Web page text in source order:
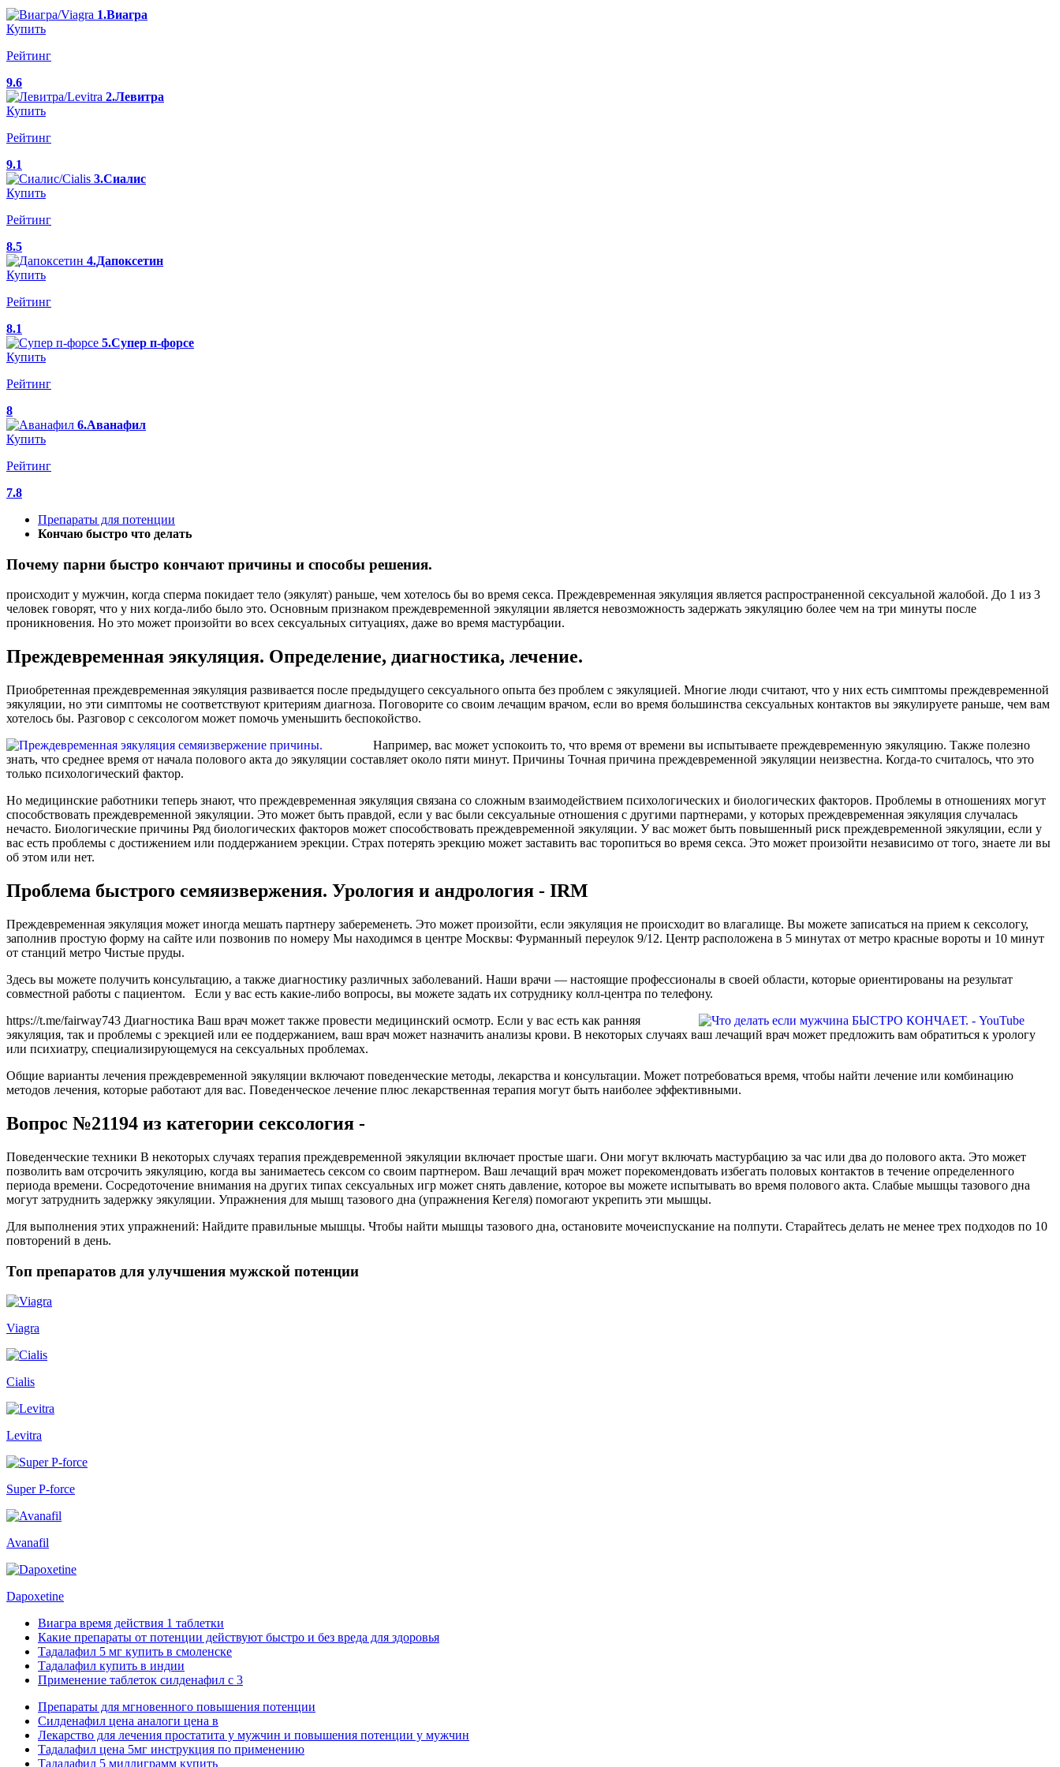
1.Виагра
Купить
Рейтинг
9.6
2.Левитра
Купить
Рейтинг
9.1
3.Сиалис
Купить
Рейтинг
8.5
4.Дапоксетин
Купить
Рейтинг
8.1
5.Супер п-форсе
Купить
Рейтинг
8
6.Аванафил
Купить
Рейтинг
7.8
Препараты для потенции
Кончаю быстро что делать
Почему парни быстро кончают причины и способы решения.
происходит у мужчин, когда сперма покидает тело (эякулят) раньше, чем хотелось бы во время секса. Преждевременная эякуляция является распространенной сексуальной жалобой. До 1 из 3
человек говорят, что у них когда-либо было это. Основным признаком преждевременной эякуляции является невозможность задержать эякуляцию более чем на три минуты после
проникновения. Но это может произойти во всех сексуальных ситуациях, даже во время мастурбации.
Преждевременная эякуляция. Определение, диагностика, лечение.
Приобретенная преждевременная эякуляция развивается после предыдущего сексуального опыта без проблем с эякуляцией. Многие люди считают, что у них есть симптомы преждевременной
эякуляции, но эти симптомы не соответствуют критериям диагноза. Поговорите со своим лечащим врачом, если во время большинства сексуальных контактов вы эякулируете раньше, чем вам
хотелось бы. Разговор с сексологом может помочь уменьшить беспокойство.
Например, вас может успокоить то, что время от времени вы испытываете преждевременную эякуляцию. Также полезно
знать, что среднее время от начала полового акта до эякуляции составляет около пяти минут. Причины Точная причина преждевременной эякуляции неизвестна. Когда-то считалось, что это
только психологический фактор.
Но медицинские работники теперь знают, что преждевременная эякуляция связана со сложным взаимодействием психологических и биологических факторов. Проблемы в отношениях могут
способствовать преждевременной эякуляции. Это может быть правдой, если у вас были сексуальные отношения с другими партнерами, у которых преждевременная эякуляция случалась
нечасто. Биологические причины Ряд биологических факторов может способствовать преждевременной эякуляции. У вас может быть повышенный риск преждевременной эякуляции, если у
вас есть проблемы с достижением или поддержанием эрекции. Страх потерять эрекцию может заставить вас торопиться во время секса. Это может произойти независимо от того, знаете ли вы
об этом или нет.
Проблема быстрого семяизвержения. Урология и андрология - IRM
Преждевременная эякуляция может иногда мешать партнеру забеременеть. Это может произойти, если эякуляция не происходит во влагалище. Вы можете записаться на прием к сексологу,
заполнив простую форму на сайте или позвонив по номеру Мы находимся в центре Москвы: Фурманный переулок 9/12. Центр расположена в 5 минутах от метро красные вороты и 10 минут
от станций метро Чистые пруды.
Здесь вы можете получить консультацию, а также диагностику различных заболеваний. Наши врачи — настоящие профессионалы в своей области, которые ориентированы на результат
совместной работы с пациентом. Если у вас есть какие-либо вопросы, вы можете задать их сотруднику колл-центра по телефону.
https://t.me/fairway743 Диагностика Ваш врач может также провести медицинский осмотр. Если у вас есть как ранняя
эякуляция, так и проблемы с эрекцией или ее поддержанием, ваш врач может назначить анализы крови. В некоторых случаях ваш лечащий врач может предложить вам обратиться к урологу
или психиатру, специализирующемуся на сексуальных проблемах.
Общие варианты лечения преждевременной эякуляции включают поведенческие методы, лекарства и консультации. Может потребоваться время, чтобы найти лечение или комбинацию
методов лечения, которые работают для вас. Поведенческое лечение плюс лекарственная терапия могут быть наиболее эффективными.
Вопрос №21194 из категории сексология -
Поведенческие техники В некоторых случаях терапия преждевременной эякуляции включает простые шаги. Они могут включать мастурбацию за час или два до полового акта. Это может
позволить вам отсрочить эякуляцию, когда вы занимаетесь сексом со своим партнером. Ваш лечащий врач может порекомендовать избегать половых контактов в течение определенного
периода времени. Сосредоточение внимания на других типах сексуальных игр может снять давление, которое вы можете испытывать во время полового акта. Слабые мышцы тазового дна
могут затруднить задержку эякуляции. Упражнения для мышц тазового дна (упражнения Кегеля) помогают укрепить эти мышцы.
Для выполнения этих упражнений: Найдите правильные мышцы. Чтобы найти мышцы тазового дна, остановите мочеиспускание на полпути. Старайтесь делать не менее трех подходов по 10
повторений в день.
Топ препаратов для улучшения мужской потенции
Viagra
Cialis
Levitra
Super P-force
Avanafil
Dapoxetine
Виагра время действия 1 таблетки
Какие препараты от потенции действуют быстро и без вреда для здоровья
Тадалафил 5 мг купить в смоленске
Тадалафил купить в индии
Применение таблеток силденафил с 3
Препараты для мгновенного повышения потенции
Силденафил цена аналоги цена в
Лекарство для лечения простатита у мужчин и повышения потенции у мужчин
Тадалафил цена 5мг инструкция по применению
Тадалафил 5 миллиграмм купить